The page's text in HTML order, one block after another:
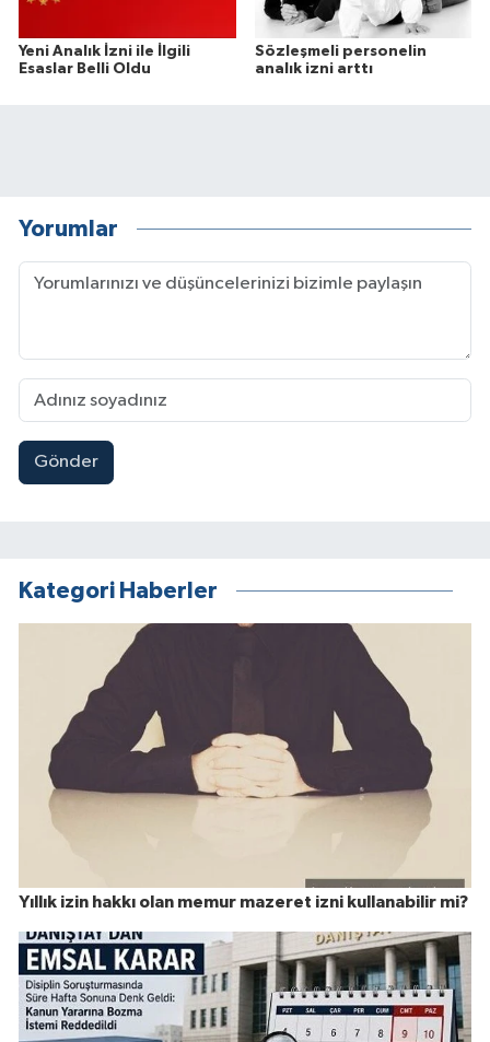
Yeni Analık İzni ile İlgili
Esaslar Belli Oldu
Sözleşmeli personelin
analık izni arttı
Yorumlar
Gönder
Kategori Haberler
Yıllık izin hakkı olan memur mazeret izni kullanabilir mi?